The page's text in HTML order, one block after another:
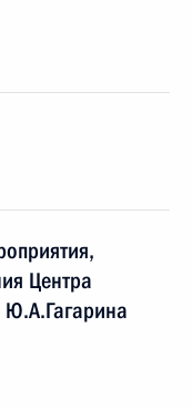
Центра
Ю.А.Гагарина